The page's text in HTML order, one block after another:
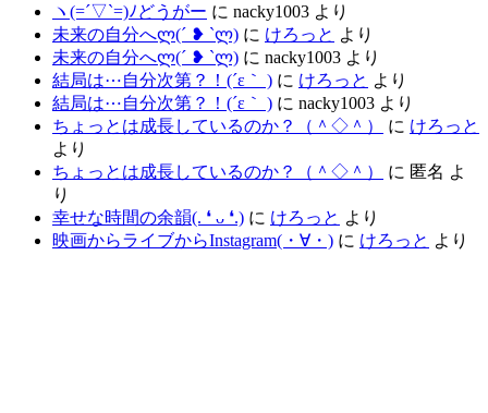
ヽ(=´▽`=)ﾉどうがー に nacky1003 より
未来の自分へლ⁠(⁠´⁠ ⁠❥⁠ ⁠`⁠ლ⁠) に けろっと より
未来の自分へლ⁠(⁠´⁠ ⁠❥⁠ ⁠`⁠ლ⁠) に nacky1003 より
結局は⋯自分次第？！(´ε｀ ) に けろっと より
結局は⋯自分次第？！(´ε｀ ) に nacky1003 より
ちょっとは成長しているのか？（＾◇＾）
に けろっと
より
ちょっとは成長しているのか？（＾◇＾）
に 匿名 よ
り
幸せな時間の余韻(⁠.⁠ ⁠❛⁠ ⁠ᴗ⁠ ⁠❛⁠.⁠) に けろっと より
映画からライブからInstagram(⁠・⁠∀⁠・⁠) に けろっと より